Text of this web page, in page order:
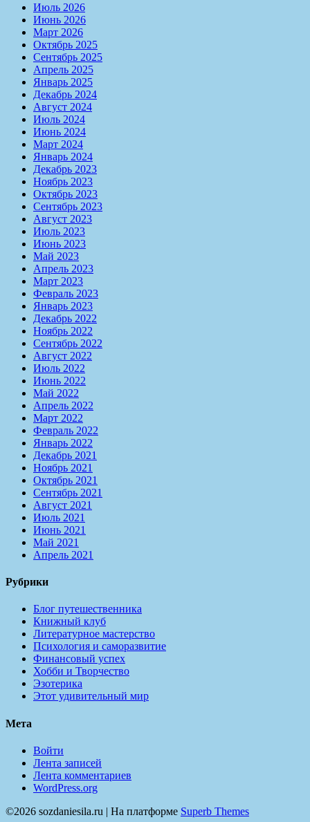
Июль 2026
Июнь 2026
Март 2026
Октябрь 2025
Сентябрь 2025
Апрель 2025
Январь 2025
Декабрь 2024
Август 2024
Июль 2024
Июнь 2024
Март 2024
Январь 2024
Декабрь 2023
Ноябрь 2023
Октябрь 2023
Сентябрь 2023
Август 2023
Июль 2023
Июнь 2023
Май 2023
Апрель 2023
Март 2023
Февраль 2023
Январь 2023
Декабрь 2022
Ноябрь 2022
Сентябрь 2022
Август 2022
Июль 2022
Июнь 2022
Май 2022
Апрель 2022
Март 2022
Февраль 2022
Январь 2022
Декабрь 2021
Ноябрь 2021
Октябрь 2021
Сентябрь 2021
Август 2021
Июль 2021
Июнь 2021
Май 2021
Апрель 2021
Рубрики
Блог путешественника
Книжный клуб
Литературное мастерство
Психология и саморазвитие
Финансовый успех
Хобби и Творчество
Эзотерика
Этот удивительный мир
Мета
Войти
Лента записей
Лента комментариев
WordPress.org
©2026 sozdaniesila.ru | На платформе Superb Themes